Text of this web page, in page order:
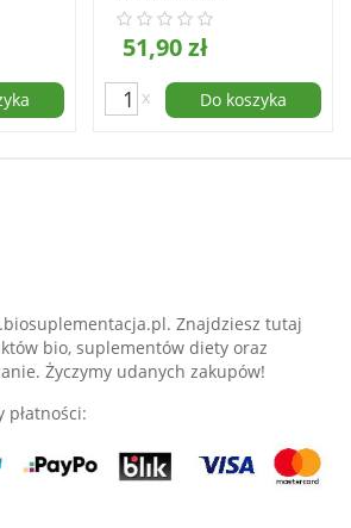
51,90 zł
x Do koszyka
Znajdziesz tutaj
bio, suplementów diety oraz
Życzymy udanych zakupów!
płatności: